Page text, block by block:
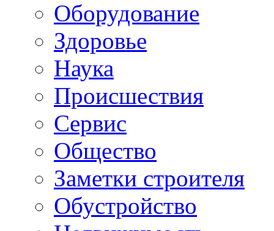
Oборудование
Здоровье
Наука
Происшествия
Сервис
Общество
Заметки строителя
Обустройство